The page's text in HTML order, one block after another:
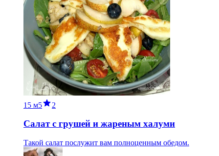
15 м5 2
Салат с грушей и жареным халуми
Такой салат послужит вам полноценным обедом.